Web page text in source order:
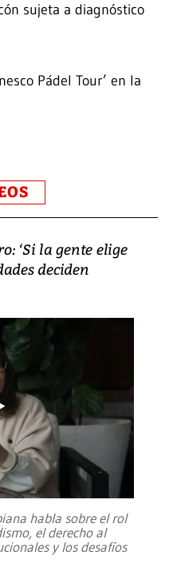
sujeta a diagnóstico
Pádel Tour’ en la
‘Si la gente elige
deciden
habla sobre el rol
el derecho al
y los desafíos